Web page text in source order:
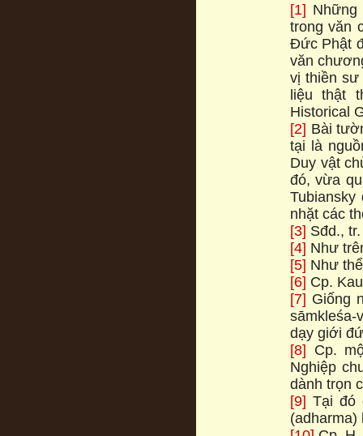
[1]
trong văn
Đức Phật
văn
vị thiền sư
liệu thật
Historical
[2] Bài
tại là
Duy vật
đó, vừa
nhặt các
[3] Sđd.,
[4] Như
[5] Như
[6] Cp.
[7] Giống
dạy giới
[8] Cp.
Nghiệp
dành trọn
[9] Tại đó
(adharma)